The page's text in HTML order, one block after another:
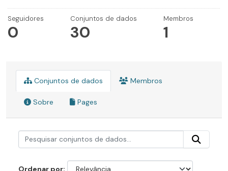
Seguidores
0
Conjuntos de dados
30
Membros
1
Conjuntos de dados Membros
Sobre Pages
Ordenar por